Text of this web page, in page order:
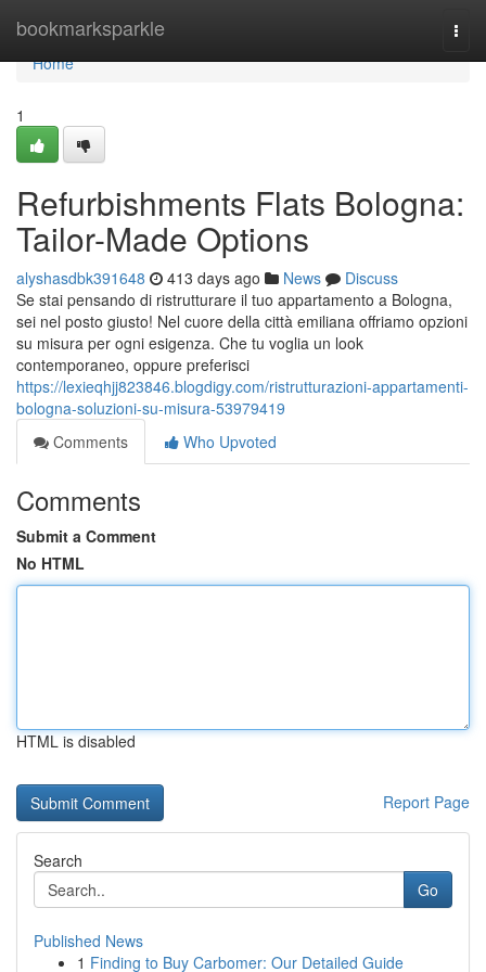
bookmarksparkle
Home
Home
1
Refurbishments Flats Bologna:
Tailor-Made Options
alyshasdbk391648 413 days ago News
Discuss
Se stai pensando di ristrutturare il tuo appartamento a Bologna,
sei nel posto giusto! Nel cuore della città emiliana offriamo opzioni
su misura per ogni esigenza. Che tu voglia un look
contemporaneo, oppure preferisci
https://lexieqhjj823846.blogdigy.com/ristrutturazioni-appartamenti-
bologna-soluzioni-su-misura-53979419
Comments
Who Upvoted
Comments
Submit a Comment
No HTML
HTML is disabled
Report Page
Search
Go
Published News
1 Finding to Buy Carbomer: Our Detailed Guide